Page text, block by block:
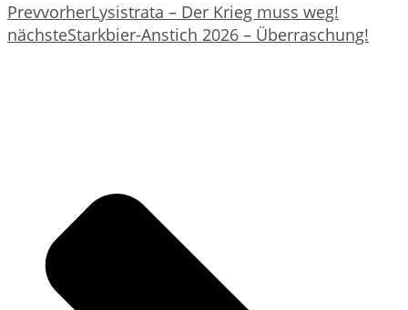
PrevvorherLysistrata – Der Krieg muss weg!
nächsteStarkbier-Anstich 2026 – Überraschung!